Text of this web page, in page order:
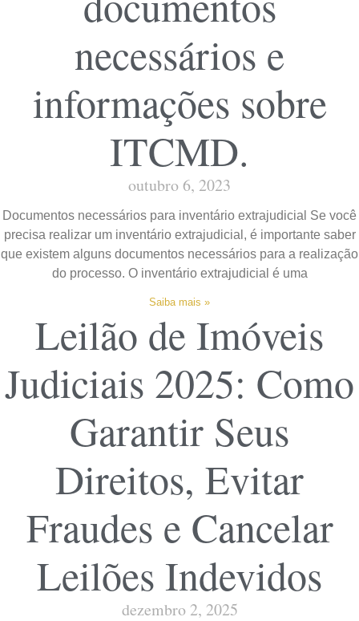
necessários e
informações sobre
ITCMD.
outubro 6, 2023
Documentos necessários para inventário extrajudicial Se você
precisa realizar um inventário extrajudicial, é importante saber
que existem alguns documentos necessários para a realização
do processo. O inventário extrajudicial é uma
Saiba mais »
Leilão de Imóveis
Judiciais 2025: Como
Garantir Seus
Direitos, Evitar
Fraudes e Cancelar
Leilões Indevidos
dezembro 2, 2025